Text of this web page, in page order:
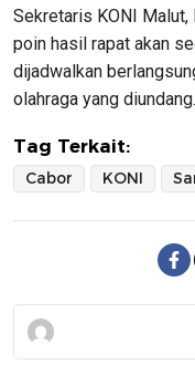
Sekretaris KONI Malut,
poin hasil rapat akan
dijadwalkan
olahraga yang
Tag Terkait:
Cabor KONI